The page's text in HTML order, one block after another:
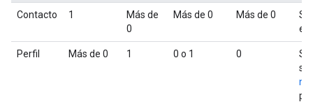
Contacto 1
Más de
0
Más de 0 Más de 0
Se
Perfil Más de 0 1 0 o 1 0
se